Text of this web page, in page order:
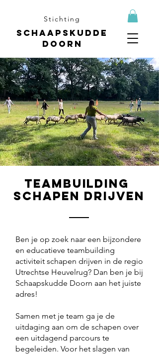
Schaapskudde
Doorn
Stichting
TEAMBUILDING
SCHAPEN DRIJVEN
Ben je op zoek naar een bijzondere
en educatieve teambuilding
activiteit schapen drijven in de regio
Utrechtse Heuvelrug? Dan ben je bij
Schaapskudde Doorn aan het juiste
adres!
Samen met je team ga je de
uitdaging aan om de schapen over
een uitdagend parcours te
begeleiden. Voor het slagen van